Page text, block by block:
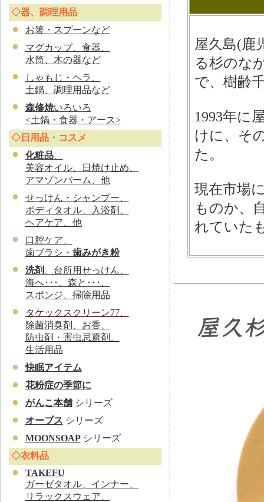
◇器、調理用品
お箸・スプーンなど
マグカップ、食器、
水筒、木の器など
しゃもじ・ヘラ、
土鍋、調理用品など
森修焼いろいろ
<土鍋・食器・アース>
◇日用品・コスメ
化粧品、
美容オイル、日焼け止め、
アマゾンバーム、他
せっけん・シャンプー、
ボディタオル、入浴剤、
ヘアケア、他
口腔ケア、
歯ブラシ・ 歯みがき粉
洗剤
、台所用せっけん、
海へ･･･、森と･･･、
スポンジ、掃除用品
タケックスクリーン77、
除菌消臭剤、お香、
防虫剤・害虫忌避剤、
生活用品
快眠アイテム
花粉症の季節に
がんこ本舗 シリーズ
オーブス シリーズ
MOONSOAP シリーズ
◇衣料品
TAKEFU
ガーゼタオル、インナー、
リラックスウェア、
屋久島(鹿
る杉のな
で、樹齢
1993年に
けに、そ
た。
現在市場
ものか、
れていた